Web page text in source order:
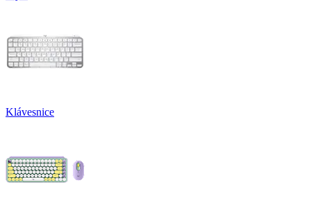
Klávesnice